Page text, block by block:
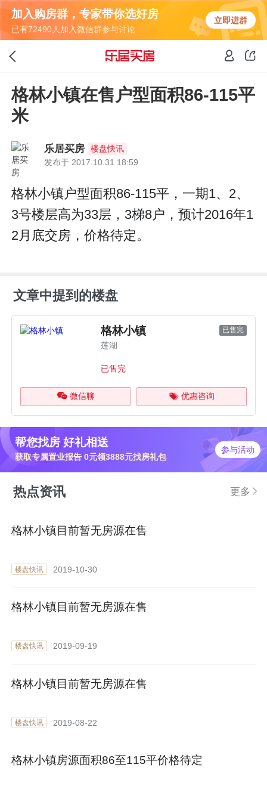
加入购房群，专家带你选好房
已有72490人加入微信群参与讨论
立即进群
格林小镇在售户型面积86-115平
米
乐居买房
楼盘快讯
发布于 2017.10.31 18:59
格林小镇户型面积86-115平，一期1、2、
3号楼层高为33层，3梯8户，预计2016年1
2月底交房，价格待定。
文章中提到的楼盘
格林小镇 已售完
莲湖
已售完
微信聊 优惠咨询
帮您找房 好礼相送
获取专属置业报告 0元领3888元找房礼包
参与活动
热点资讯 更多
格林小镇目前暂无房源在售
楼盘快讯 2019-10-30
格林小镇目前暂无房源在售
楼盘快讯 2019-09-19
格林小镇目前暂无房源在售
楼盘快讯 2019-08-22
格林小镇房源面积86至115平价格待定